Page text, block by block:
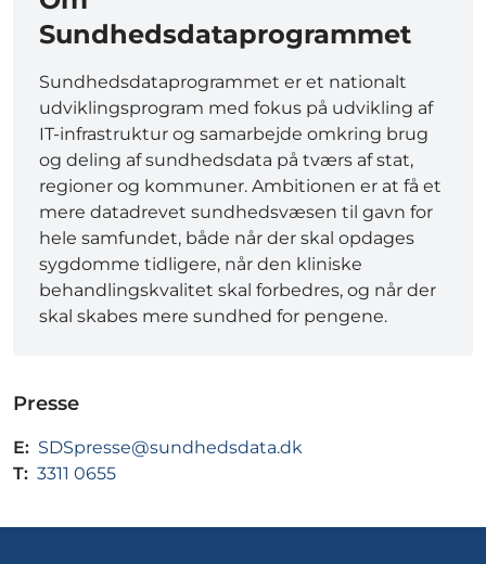
Sundhedsdataprogrammet
Sundhedsdataprogrammet er et nationalt
udviklingsprogram med fokus på udvikling af
IT-infrastruktur og samarbejde omkring brug
og deling af sundhedsdata på tværs af stat,
regioner og kommuner. Ambitionen er at få et
mere datadrevet sundhedsvæsen til gavn for
hele samfundet, både når der skal opdages
sygdomme tidligere, når den kliniske
behandlingskvalitet skal forbedres, og når der
skal skabes mere sundhed for pengene.
Presse
E: SDSpresse@sundhedsdata.dk
T: 3311 0655